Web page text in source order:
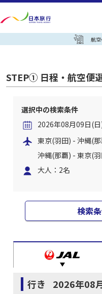
航
STEP① 日程・航空便
選択中の検索条件
2026年08月09日(
東京(羽田) - 沖縄(
沖縄(那覇) - 東京(
大人：2名
検索
行き 2026年08